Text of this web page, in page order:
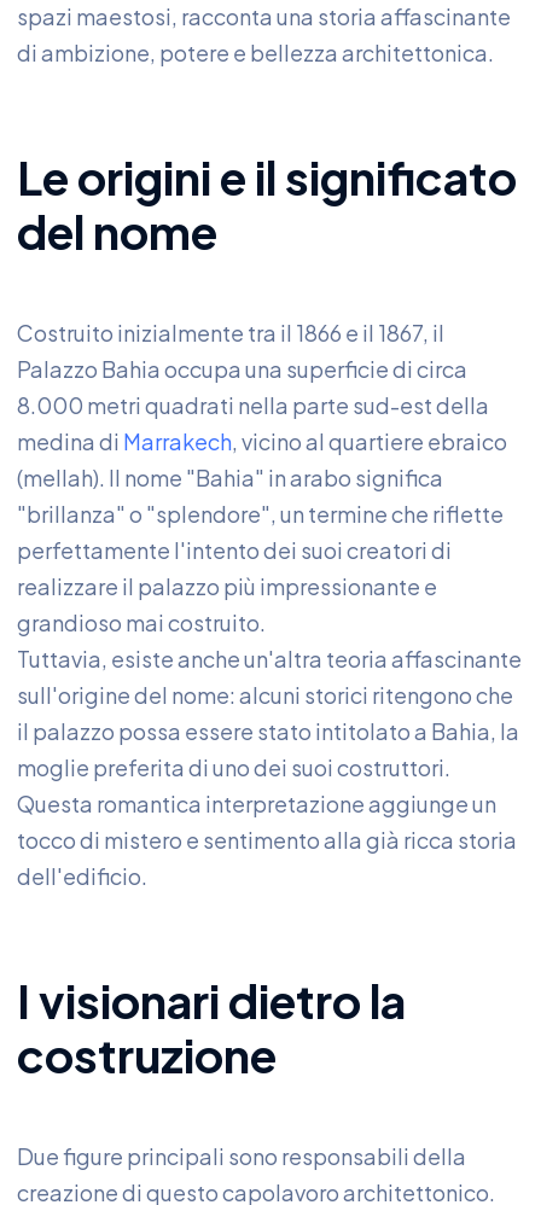
spazi maestosi, racconta una storia affascinante
di ambizione, potere e bellezza architettonica.
Le origini e il significato
del nome
Costruito inizialmente tra il 1866 e il 1867, il
Palazzo Bahia occupa una superficie di circa
8.000 metri quadrati nella parte sud-est della
medina di Marrakech, vicino al quartiere ebraico
(mellah). Il nome "Bahia" in arabo significa
"brillanza" o "splendore", un termine che riflette
perfettamente l'intento dei suoi creatori di
realizzare il palazzo più impressionante e
grandioso mai costruito.
Tuttavia, esiste anche un'altra teoria affascinante
sull'origine del nome: alcuni storici ritengono che
il palazzo possa essere stato intitolato a Bahia, la
moglie preferita di uno dei suoi costruttori.
Questa romantica interpretazione aggiunge un
tocco di mistero e sentimento alla già ricca storia
dell'edificio.
I visionari dietro la
costruzione
Due figure principali sono responsabili della
creazione di questo capolavoro architettonico.